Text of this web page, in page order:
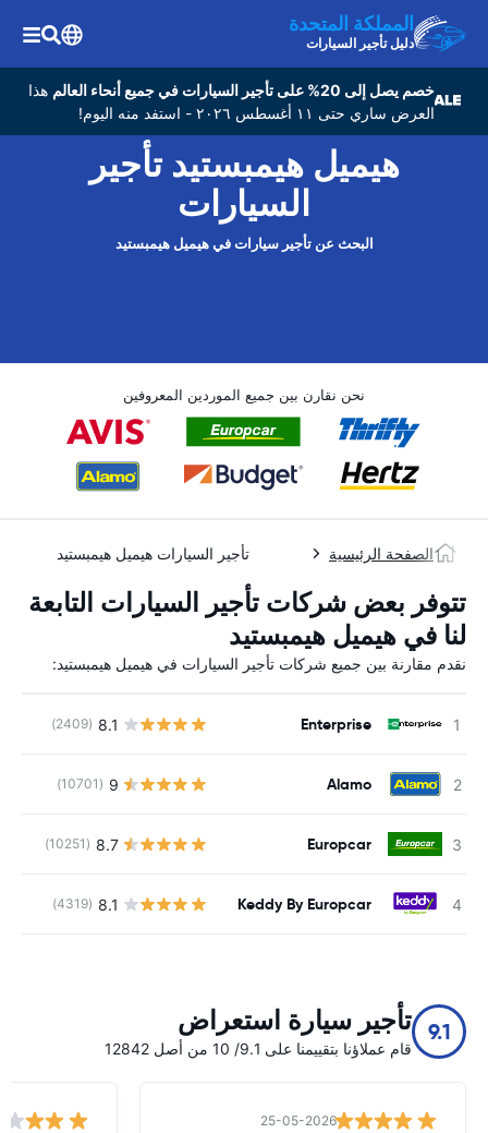
المملكة المتحدة
دليل تأجير السيارات
خصم يصل إلى 20% على تأجير السيارات في جميع أنحاء العالم
هذا
العرض ساري حتى ١١ أغسطس ٢٠٢٦ - استفد منه اليوم!
هيميل هيمبستيد تأجير
السيارات
البحث عن تأجير سيارات في هيميل هيمبستيد
نحن نقارن بين جميع الموردين المعروفين
الصفحة الرئيسية تأجير السيارات هيميل هيمبستيد
تتوفر بعض شركات تأجير السيارات التابعة
لنا في هيميل هيمبستيد
نقدم مقارنة بين جميع شركات تأجير السيارات في هيميل هيمبستيد:
Enterprise
8.1
(2409)
Alamo
9
(10701)
Europcar
8.7
(10251)
Keddy By Europcar
8.1
(4319)
9.1 تأجير سيارة استعراض
قام عملاؤنا بتقييمنا على 9.1/ 10 من أصل 12842
25-05-2026